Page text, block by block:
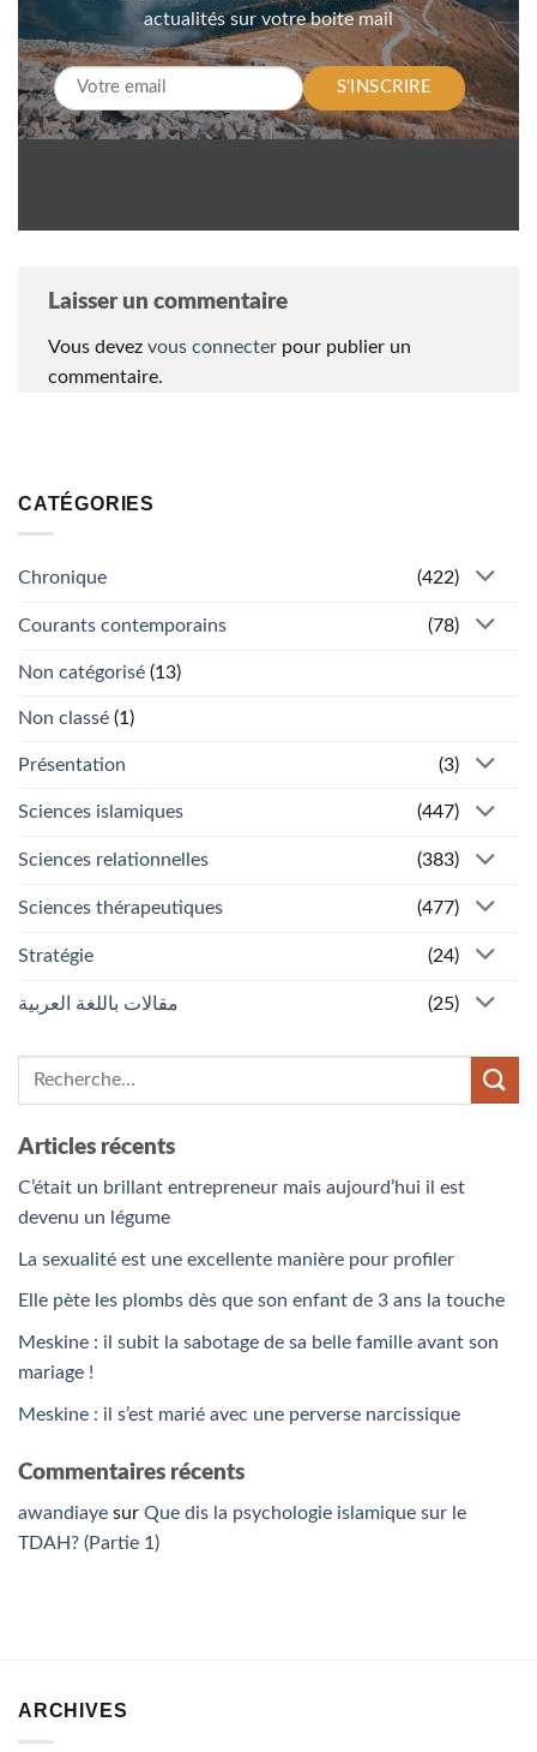
actualités sur votre boite mail
S'INSCRIRE
Laisser un commentaire
Vous devez vous connecter pour publier un
commentaire.
CATÉGORIES
Chronique (422)
Courants contemporains (78)
Non catégorisé (13)
Non classé (1)
Présentation (3)
Sciences islamiques (447)
Sciences relationnelles (383)
Sciences thérapeutiques (477)
Stratégie (24)
مقالات باللغة العربية (25)
Articles récents
C’était un brillant entrepreneur mais aujourd’hui il est
devenu un légume
La sexualité est une excellente manière pour profiler
Elle pète les plombs dès que son enfant de 3 ans la touche
Meskine : il subit la sabotage de sa belle famille avant son
mariage !
Meskine : il s’est marié avec une perverse narcissique
Commentaires récents
awandiaye sur Que dis la psychologie islamique sur le
TDAH? (Partie 1)
ARCHIVES